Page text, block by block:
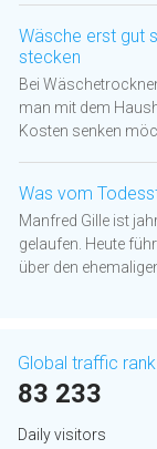
Wäsche erst gut
stecken
Bei
man mit dem
Kosten senken
Was vom
Manfred Gille ist
gelaufen. Heute
über den
Global traffic rank
83 233
Daily visitors